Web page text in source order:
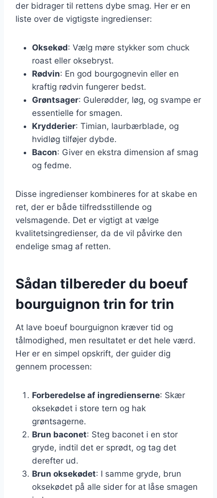
der bidrager til rettens dybe smag. Her er en
liste over de vigtigste ingredienser:
Oksekød: Vælg møre stykker som chuck
roast eller oksebryst.
Rødvin: En god bourgognevin eller en
kraftig rødvin fungerer bedst.
Grøntsager: Gulerødder, løg, og svampe er
essentielle for smagen.
Krydderier: Timian, laurbærblade, og
hvidløg tilføjer dybde.
Bacon: Giver en ekstra dimension af smag
og fedme.
Disse ingredienser kombineres for at skabe en
ret, der er både tilfredsstillende og
velsmagende. Det er vigtigt at vælge
kvalitetsingredienser, da de vil påvirke den
endelige smag af retten.
Sådan tilbereder du boeuf
bourguignon trin for trin
At lave boeuf bourguignon kræver tid og
tålmodighed, men resultatet er det hele værd.
Her er en simpel opskrift, der guider dig
gennem processen:
Forberedelse af ingredienserne: Skær
oksekødet i store tern og hak
grøntsagerne.
Brun baconet: Steg baconet i en stor
gryde, indtil det er sprødt, og tag det
derefter ud.
Brun oksekødet: I samme gryde, brun
oksekødet på alle sider for at låse smagen